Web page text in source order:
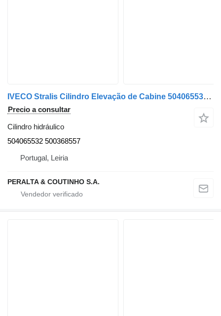
IVECO Stralis Cilindro Elevação de Cabine 504065532 cilindro hidráulico para IVECO Stralis camión
Precio a consultar
Cilindro hidráulico
504065532 500368557
Portugal, Leiria
PERALTA & COUTINHO S.A.